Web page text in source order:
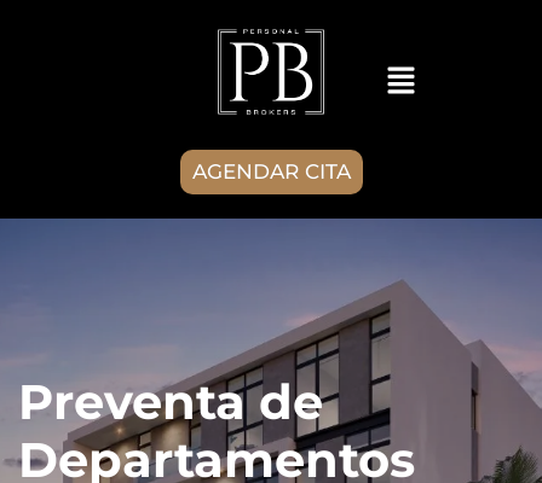
AGENDAR CITA
Preventa de
Departamentos